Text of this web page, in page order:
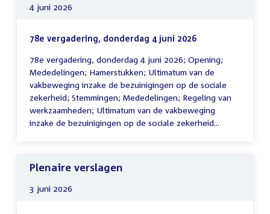
4 juni 2026
78e vergadering, donderdag 4 juni 2026
78e vergadering, donderdag 4 juni 2026; Opening;
Mededelingen; Hamerstukken; Ultimatum van de
vakbeweging inzake de bezuinigingen op de sociale
zekerheid; Stemmingen; Mededelingen; Regeling van
werkzaamheden; Ultimatum van de vakbeweging
inzake de bezuinigingen op de sociale zekerheid...
Plenaire verslagen
3 juni 2026